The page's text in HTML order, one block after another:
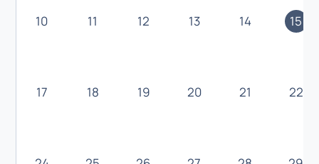
10 11 12 13 14 15
17 18 19 20 21 22